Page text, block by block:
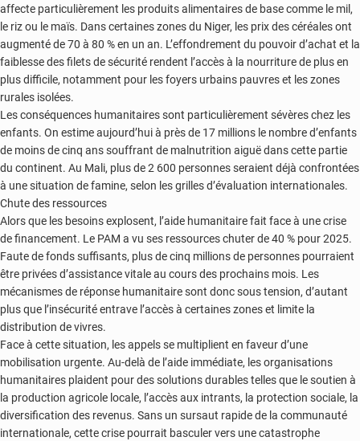
affecte particulièrement les produits alimentaires de base comme le mil,
le riz ou le maïs. Dans certaines zones du Niger, les prix des céréales ont
augmenté de 70 à 80 % en un an. L’effondrement du pouvoir d’achat et la
faiblesse des filets de sécurité rendent l’accès à la nourriture de plus en
plus difficile, notamment pour les foyers urbains pauvres et les zones
rurales isolées.
Les conséquences humanitaires sont particulièrement sévères chez les
enfants. On estime aujourd’hui à près de 17 millions le nombre d’enfants
de moins de cinq ans souffrant de malnutrition aiguë dans cette partie
du continent. Au Mali, plus de 2 600 personnes seraient déjà confrontées
à une situation de famine, selon les grilles d’évaluation internationales.
Chute des ressources
Alors que les besoins explosent, l’aide humanitaire fait face à une crise
de financement. Le PAM a vu ses ressources chuter de 40 % pour 2025.
Faute de fonds suffisants, plus de cinq millions de personnes pourraient
être privées d’assistance vitale au cours des prochains mois. Les
mécanismes de réponse humanitaire sont donc sous tension, d’autant
plus que l’insécurité entrave l’accès à certaines zones et limite la
distribution de vivres.
Face à cette situation, les appels se multiplient en faveur d’une
mobilisation urgente. Au-delà de l’aide immédiate, les organisations
humanitaires plaident pour des solutions durables telles que le soutien à
la production agricole locale, l’accès aux intrants, la protection sociale, la
diversification des revenus. Sans un sursaut rapide de la communauté
internationale, cette crise pourrait basculer vers une catastrophe